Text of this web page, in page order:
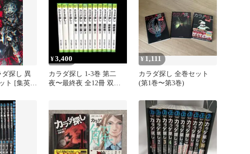
ダ探し 異
ト [集英社
ル落ち]
画]
¥3,400
カラダ探し 1-3巻 第二
夜〜最終夜 全12冊 双葉
¥ 1,111
カラダ探し 全巻セット
(第1巻〜第3巻)